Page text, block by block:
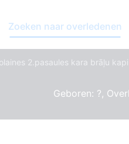
Zoeken naar overledenen
2.pasaules kara brāļu kapi
Geboren: ?,